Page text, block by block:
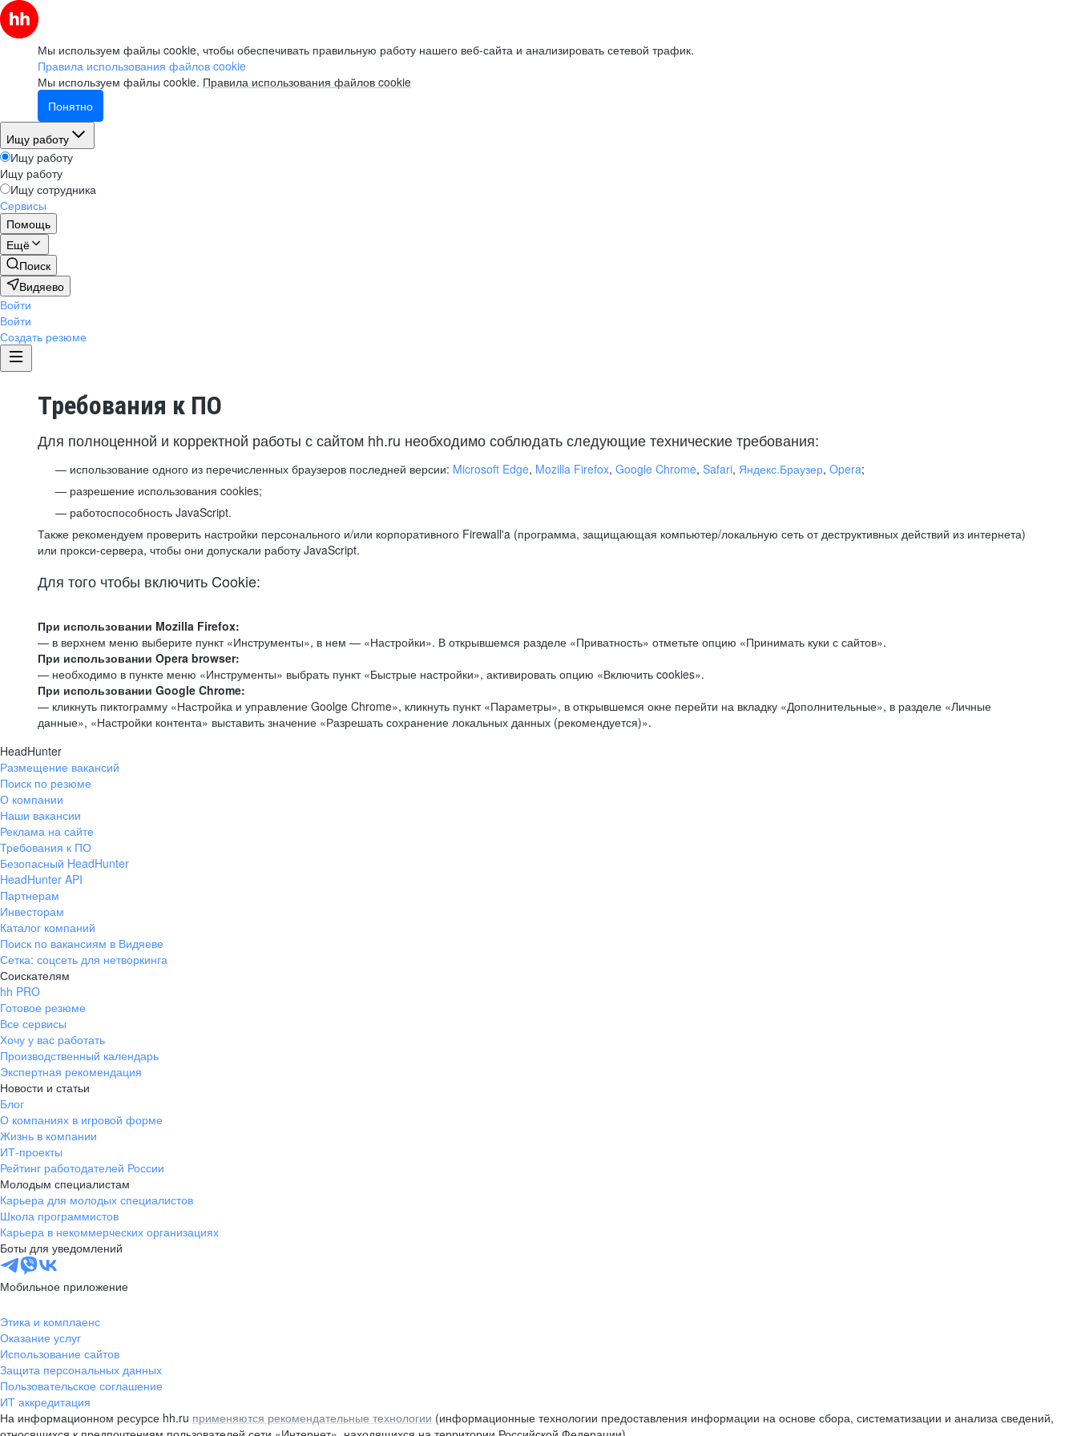
Мы используем файлы cookie, чтобы обеспечивать правильную работу нашего веб-сайта и анализировать сетевой трафик.
Правила использования файлов cookie
Мы используем файлы cookie. Правила использования файлов cookie
Понятно
Ищу работу
Ищу работу
Ищу работу
Ищу сотрудника
Сервисы
Помощь
Ещё
Поиск
Видяево
Войти
Войти
Создать резюме
Требования к ПО
Для полноценной и корректной работы с сайтом hh.ru необходимо соблюдать следующие технические требования:
использование одного из перечисленных браузеров последней версии: Microsoft Edge, Mozilla Firefox, Google Chrome, Safari, Яндекс.Браузер, Opera;
разрешение использования cookies;
работоспособность JavaScript.
Также рекомендуем проверить настройки персонального и/или корпоративного Firewall'a (программа, защищающая компьютер/локальную сеть от деструктивных действий из интернета)
или прокси-сервера, чтобы они допускали работу JavaScript.
Для того чтобы включить Cookie:
При использовании Mozilla Firefox:
— в верхнем меню выберите пункт «Инструменты», в нем — «Настройки». В открывшемся разделе «Приватность» отметьте опцию «Принимать куки с сайтов».
При использовании Opera browser:
— необходимо в пункте меню «Инструменты» выбрать пункт «Быстрые настройки», активировать опцию «Включить cookies».
При использовании Google Chrome:
— кликнуть пиктограмму «Настройка и управление Goolge Chrome», кликнуть пункт «Параметры», в открывшемся окне перейти на вкладку «Дополнительные», в разделе «Личные
данные», «Настройки контента» выставить значение «Разрешать сохранение локальных данных (рекомендуется)».
HeadHunter
Размещение вакансий
Поиск по резюме
О компании
Наши вакансии
Реклама на сайте
Требования к ПО
Безопасный HeadHunter
HeadHunter API
Партнерам
Инвесторам
Каталог компаний
Поиск по вакансиям в Видяеве
Сетка: соцсеть для нетворкинга
Соискателям
hh PRO
Готовое резюме
Все сервисы
Хочу у вас работать
Производственный календарь
Экспертная рекомендация
Новости и статьи
Блог
О компаниях в игровой форме
Жизнь в компании
ИТ-проекты
Рейтинг работодателей России
Молодым специалистам
Карьера для молодых специалистов
Школа программистов
Карьера в некоммерческих организациях
Боты для уведомлений
Мобильное приложение
Этика и комплаенс
Оказание услуг
Использование сайтов
Защита персональных данных
Пользовательское соглашение
ИТ аккредитация
На информационном ресурсе hh.ru применяются рекомендательные технологии (информационные технологии предоставления информации на основе сбора, систематизации и анализа сведений,